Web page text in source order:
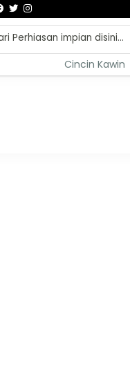
Cincin Kawin